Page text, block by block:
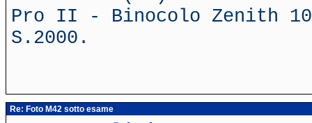
Pro II - Binocolo Zenith
S.2000.
Re: Foto M42 sotto esame